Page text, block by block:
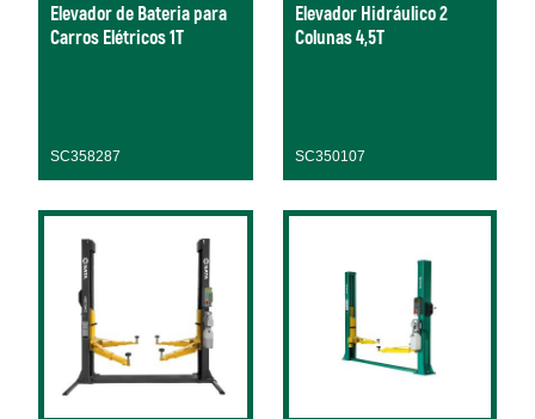
Elevador de Bateria para
Carros Elétricos 1T
SC358287
Elevador Hidráulico 2
Colunas 4,5T
SC350107